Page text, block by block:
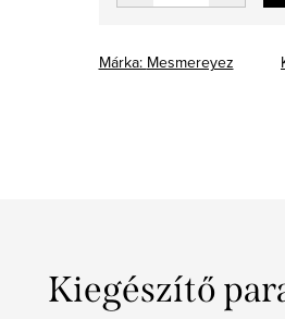
Márka: Mesmereyez
Kiegészítő